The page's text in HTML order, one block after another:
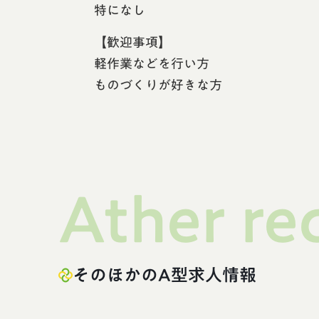
特になし
【歓迎事項】
軽作業などを行い方
ものづくりが好きな方
Ather
そのほかのA型求人情報